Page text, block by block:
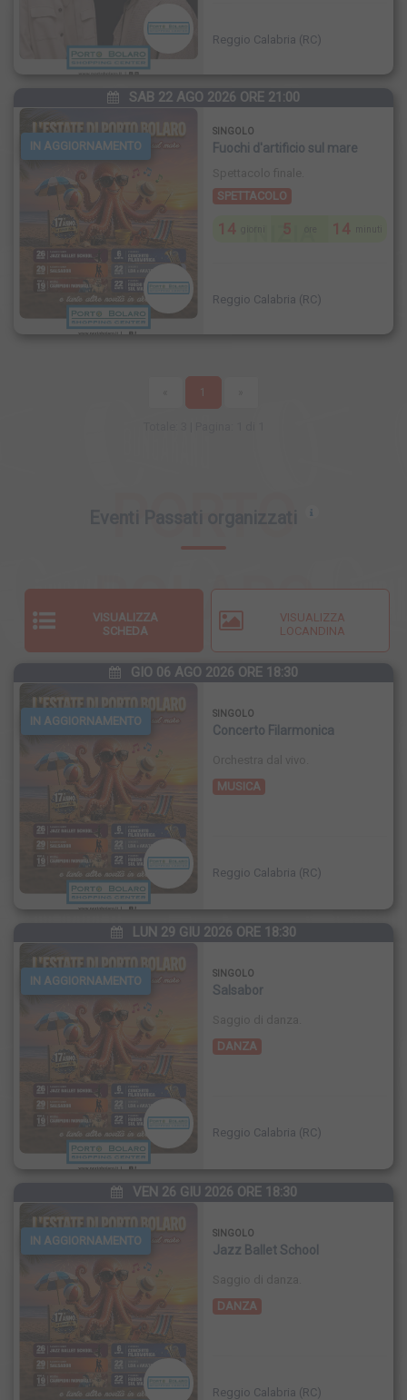
Reggio Calabria (RC)
SAB 22 AGO 2026 ORE 21:00
IN AGGIORNAMENTO
SINGOLO
Fuochi d'artificio sul mare
SPETTACOLO
INIZIA
14 5 14
Reggio Calabria (RC)
1
BOLARO
S.R.L.
VISUALIZZA
SCHEDA
VISUALIZZA
LOCANDINA
GIO 06 AGO 2026 ORE 18:30
IN AGGIORNAMENTO
SINGOLO
Concerto Filarmonica
MUSICA
FINISCE
Reggio Calabria (RC)
LUN 29 GIU 2026 ORE 18:30
IN AGGIORNAMENTO
SINGOLO
Salsabor
DANZA
FINISCE
Reggio Calabria (RC)
VEN 26 GIU 2026 ORE 18:30
IN AGGIORNAMENTO
SINGOLO
Jazz Ballet School
DANZA
FINISCE
Reggio Calabria (RC)